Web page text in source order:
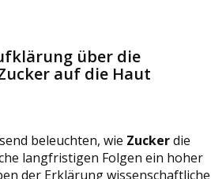
über die
auf die Haut
beleuchten, wie Zuckerdie
langfristigen Folgen ein hoher
der Erklärung